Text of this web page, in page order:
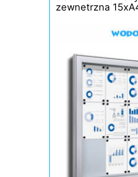
zewnetrzna